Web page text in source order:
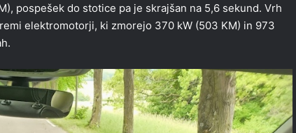
pospešek do stotice pa je skrajšan na 5,6 sekund. Vrh
elektromotorji, ki zmorejo 370 kW (503 KM) in 973